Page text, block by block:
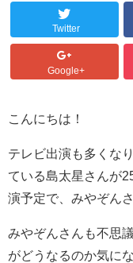
Twitter
Google+
こんにちは！
テレビ出演も多くな
ている島太星さんが
演予定で、みやぞん
みやぞんさんも不思
がどうなるのか気に